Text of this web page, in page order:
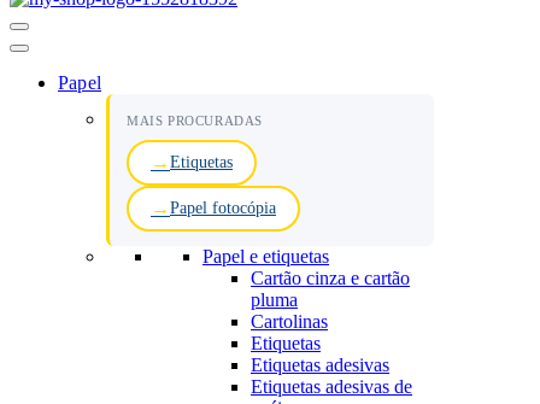
Menu
de
Papel
MAIS PROCURADAS
Etiquetas
Papel fotocópia
Papel e etiquetas
Cartão cinza e cartão
pluma
Cartolinas
Etiquetas
Etiquetas adesivas
Etiquetas adesivas de